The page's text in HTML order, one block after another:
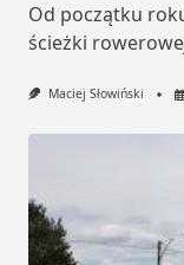
Od początku
ścieżki
Maciej Słowiński